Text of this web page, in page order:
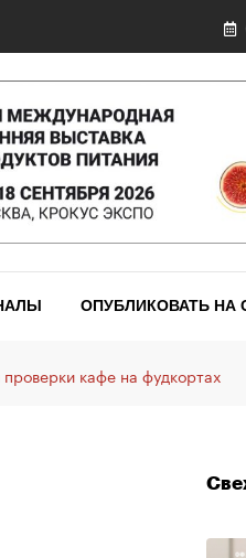
ОПУБЛИКОВАТЬ НА
кафе на фудкортах